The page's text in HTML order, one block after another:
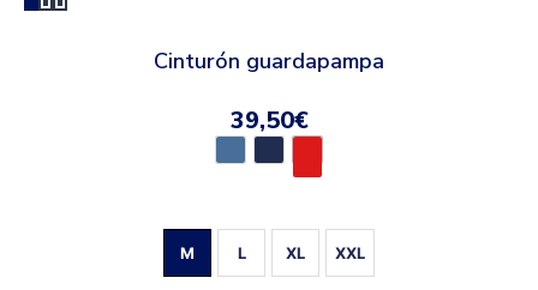
Cinturón guardapampa
39,50€
M L XL XXL